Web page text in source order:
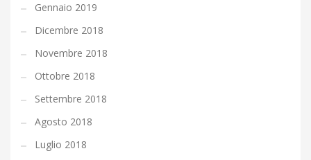
Gennaio 2019
Dicembre 2018
Novembre 2018
Ottobre 2018
Settembre 2018
Agosto 2018
Luglio 2018